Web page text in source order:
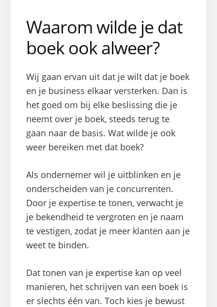
Waarom wilde je dat
boek ook alweer?
Wij gaan ervan uit dat je wilt dat je boek
en je business elkaar versterken. Dan is
het goed om bij elke beslissing die je
neemt over je boek, steeds terug te
gaan naar de basis. Wat wilde je ook
weer bereiken met dat boek?
Als ondernemer wil je uitblinken en je
onderscheiden van je concurrenten.
Door je expertise te tonen, verwacht je
je bekendheid te vergroten en je naam
te vestigen, zodat je meer klanten aan je
weet te binden.
Dat tonen van je expertise kan op veel
manieren, het schrijven van een boek is
er slechts één van. Toch kies je bewust